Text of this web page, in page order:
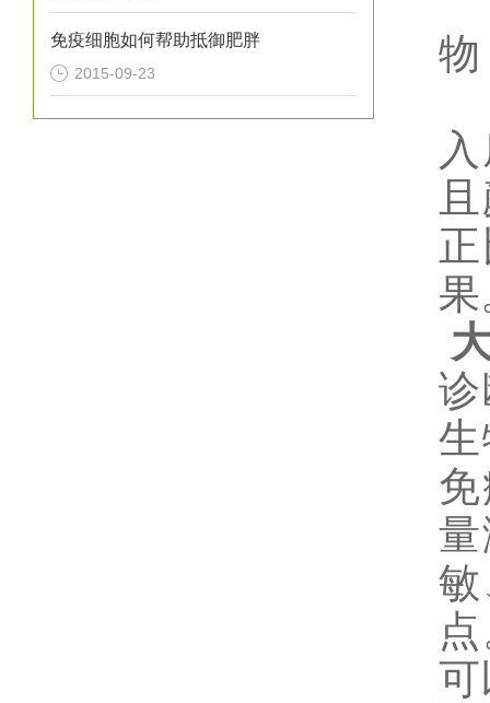
免疫细胞如何帮助抵御肥胖
2015-09-23
物
果
可